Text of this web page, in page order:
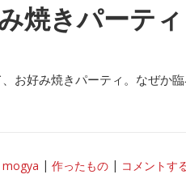
焼きパーティ
お好み焼きパーティ。なぜか臨
mogya 作ったもの コメントす